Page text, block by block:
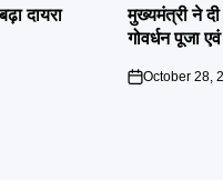
दायरा
IN
मुख्यमंत्री ने
गोवर्धन पूजा
on
October 28,